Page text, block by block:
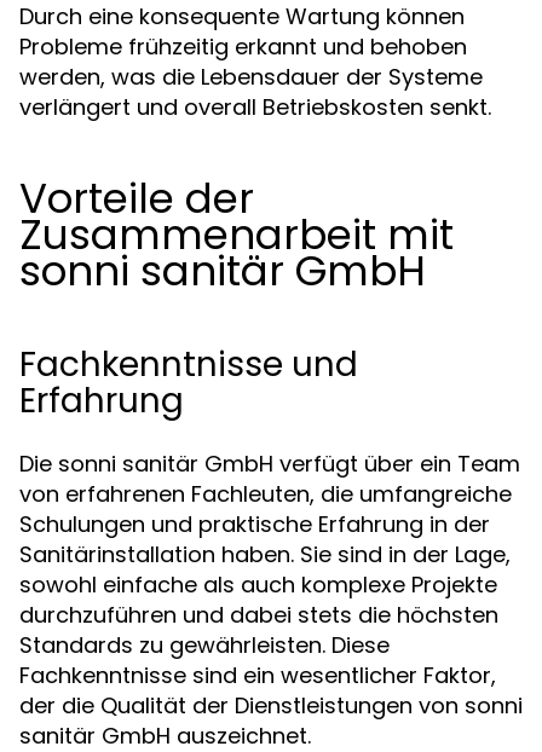
Durch eine konsequente Wartung können
Probleme frühzeitig erkannt und behoben
werden, was die Lebensdauer der Systeme
verlängert und overall Betriebskosten senkt.
Vorteile der
Zusammenarbeit mit
sonni sanitär GmbH
Fachkenntnisse und
Erfahrung
Die sonni sanitär GmbH verfügt über ein Team
von erfahrenen Fachleuten, die umfangreiche
Schulungen und praktische Erfahrung in der
Sanitärinstallation haben. Sie sind in der Lage,
sowohl einfache als auch komplexe Projekte
durchzuführen und dabei stets die höchsten
Standards zu gewährleisten. Diese
Fachkenntnisse sind ein wesentlicher Faktor,
der die Qualität der Dienstleistungen von sonni
sanitär GmbH auszeichnet.